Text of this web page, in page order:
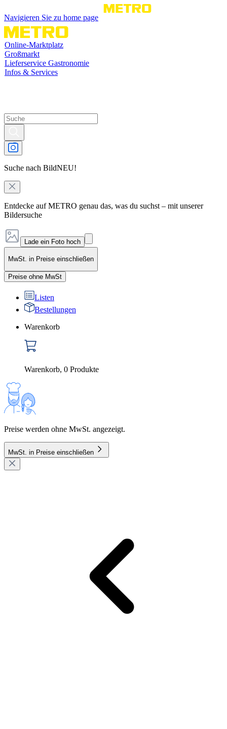
Navigieren Sie zu home page
Online-Marktplatz
Großmarkt
Lieferservice Gastronomie
Infos & Services
Suche nach BildNEU!
Entdecke auf METRO genau das, was du suchst – mit unserer
Bildersuche
Lade ein Foto hoch
MwSt. in Preise einschließen
Preise ohne MwSt
Listen
Bestellungen
Warenkorb
Warenkorb, 0 Produkte
Preise werden ohne MwSt. angezeigt.
MwSt. in Preise einschließen